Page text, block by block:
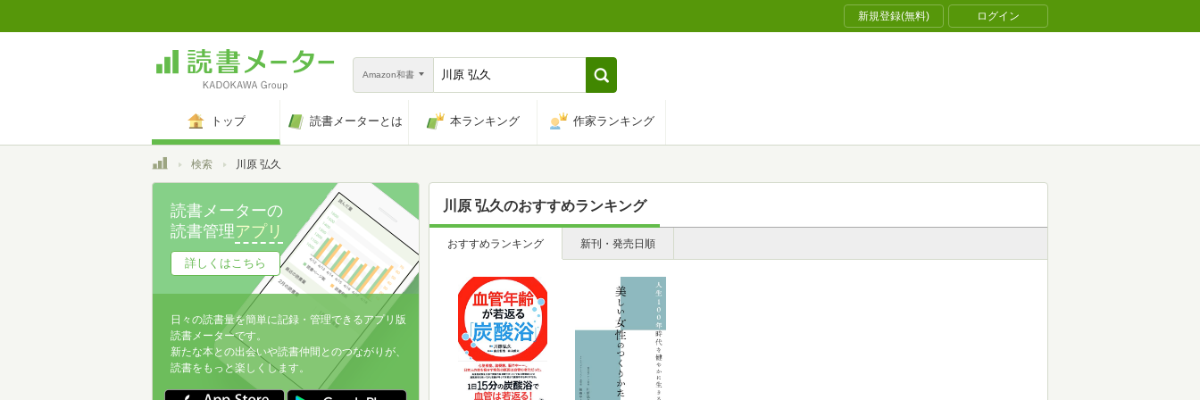
新規登録(無料) ログイン
Amazon和書
トップ 読書メーターとは 本ランキング 作家ランキング
トップ検索 川原 弘久
川原 弘久のおすすめランキング
おすすめランキング 新刊・発売日順
読書メーターの
読書管理アプリ
詳しくはこちら
日々の読書量を簡単に記録・管理できるアプリ版
読書メーターです。
新たな本との出会いや読書仲間とのつながりが、
読書をもっと楽しくします。